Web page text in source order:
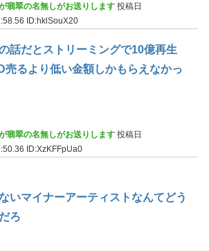
翡翠の名無しがお送りします 投稿日
ID:hklSouX20
話だとストリーミングで10億再生
売るより低い金額しかもらえなかっ
翡翠の名無しがお送りします 投稿日
ID:XzKFFpUa0
いマイナーアーティストなんてどう
ろ